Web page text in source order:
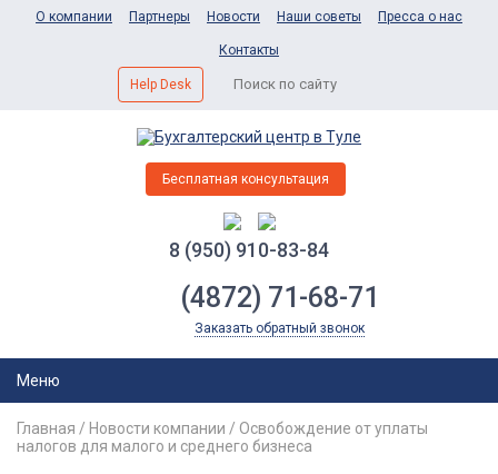
О компании Партнеры Новости Наши советы Пресса о нас
Контакты
Help Desk
Бесплатная консультация
8 (950) 910-83-84
(4872) 71-68-71
Заказать обратный звонок
Меню
Главная / Новости компании / Освобождение от уплаты
налогов для малого и среднего бизнеса